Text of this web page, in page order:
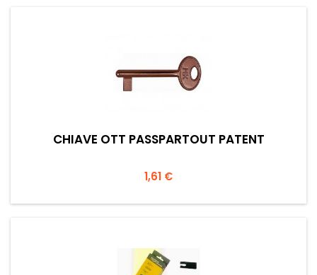
CHIAVE OTT PASSPARTOUT PATENT
Prezzo
1,61 €